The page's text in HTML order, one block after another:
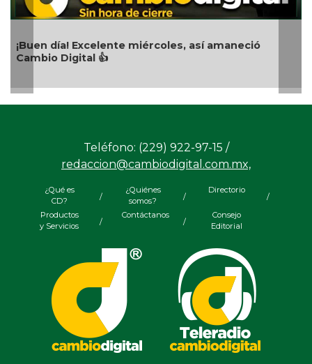
miércoles, así amaneció
Buen día, así
Teléfono: (229) 922-97-15 /
redaccion@cambiodigital.com.mx,
¿Qué es
CD?
/
¿Quiénes
somos?
/
Directorio
/
Productos
y Servicios
/
Contáctanos
/
Consejo
Editorial